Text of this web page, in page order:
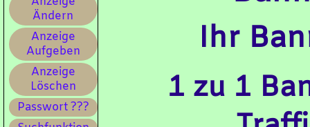
Ändern
Anzeige
Aufgeben
Anzeige
Löschen
Passwort ???
Ihr
1 zu 1